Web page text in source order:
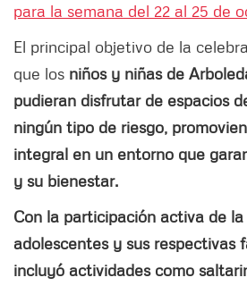
para la semana del 22 al 25 de
El principal objetivo de la
que los niños y niñas de
pudieran disfrutar de espacios
ningún tipo de riesgo,
integral en un entorno que
y su bienestar.
Con la participación activa de la
adolescentes y sus respectivas
incluyó actividades como